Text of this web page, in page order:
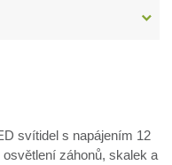
svítidel s napájením 12
záhonů, skalek a